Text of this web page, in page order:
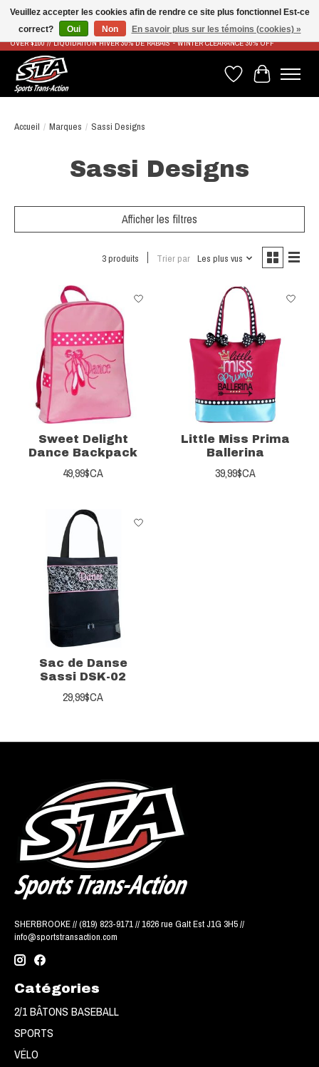
LIVRAISON RAPIDE ET GRATUITE À PARTIR DE 100$ - FAST & FREE SHIPPING ON ORDERS
OVER $100 // LIQUIDATION HIVER 30% DE RABAIS - WINTER CLEARANCE 30% OFF
Liste de souhaits
Panier
Accueil / Marques / Sassi Designs
Sassi Designs
Afficher les filtres
3 produits Trier par Les plus vus
Sweet Delight
Dance Backpack
49,99$CA
Little Miss Prima
Ballerina
39,99$CA
Sac de Danse
Sassi DSK-02
29,99$CA
SHERBROOKE // (819) 823-9171 // 1626 rue Galt Est J1G 3H5 //
info@sportstransaction.com
Catégories
2/1 BÂTONS BASEBALL
SPORTS
VÉLO
Veuillez accepter les cookies afin de rendre ce site plus fonctionnel Est-ce
correct?
Oui Non En savoir plus sur les témoins (cookies) »